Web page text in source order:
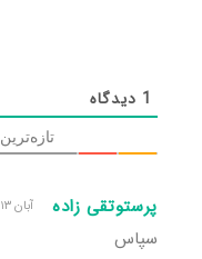
1 دیدگاه
تازه‌ترین
پرستوتقی زاده آبان ۱۳, ۱۴۰۴ ۱۱:۳۳ ق٫ظ
سپاس